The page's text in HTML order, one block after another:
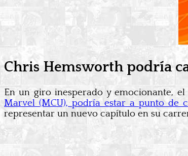
Chris Hemsworth podría
En un giro inesperado y emocionante,
Marvel (MCU), podría estar a punto de
representar un nuevo capítulo en su